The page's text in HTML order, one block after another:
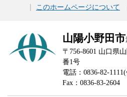
このホームページについて
山陽小野田市
〒756-8601 山口県
番1号
電話：0836-82-
Fax：0836-83-2604